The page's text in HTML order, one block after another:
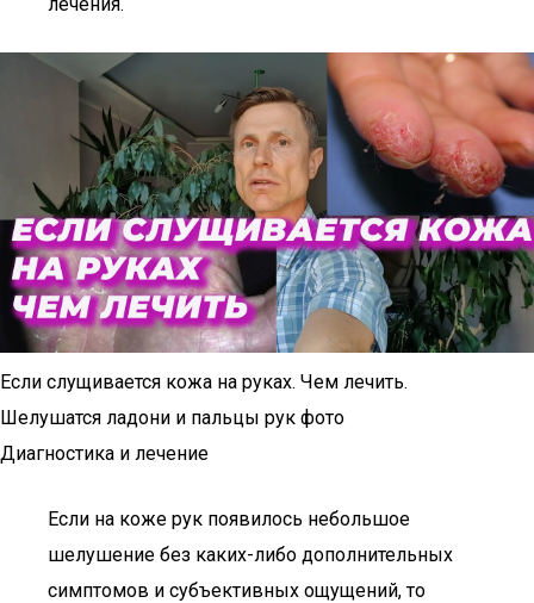
Если слущивается кожа на руках. Чем лечить.
Шелушатся ладони и пальцы рук фото
Диагностика и лечение
Если на коже рук появилось небольшое
шелушение без каких-либо дополнительных
симптомов и субъективных ощущений, то